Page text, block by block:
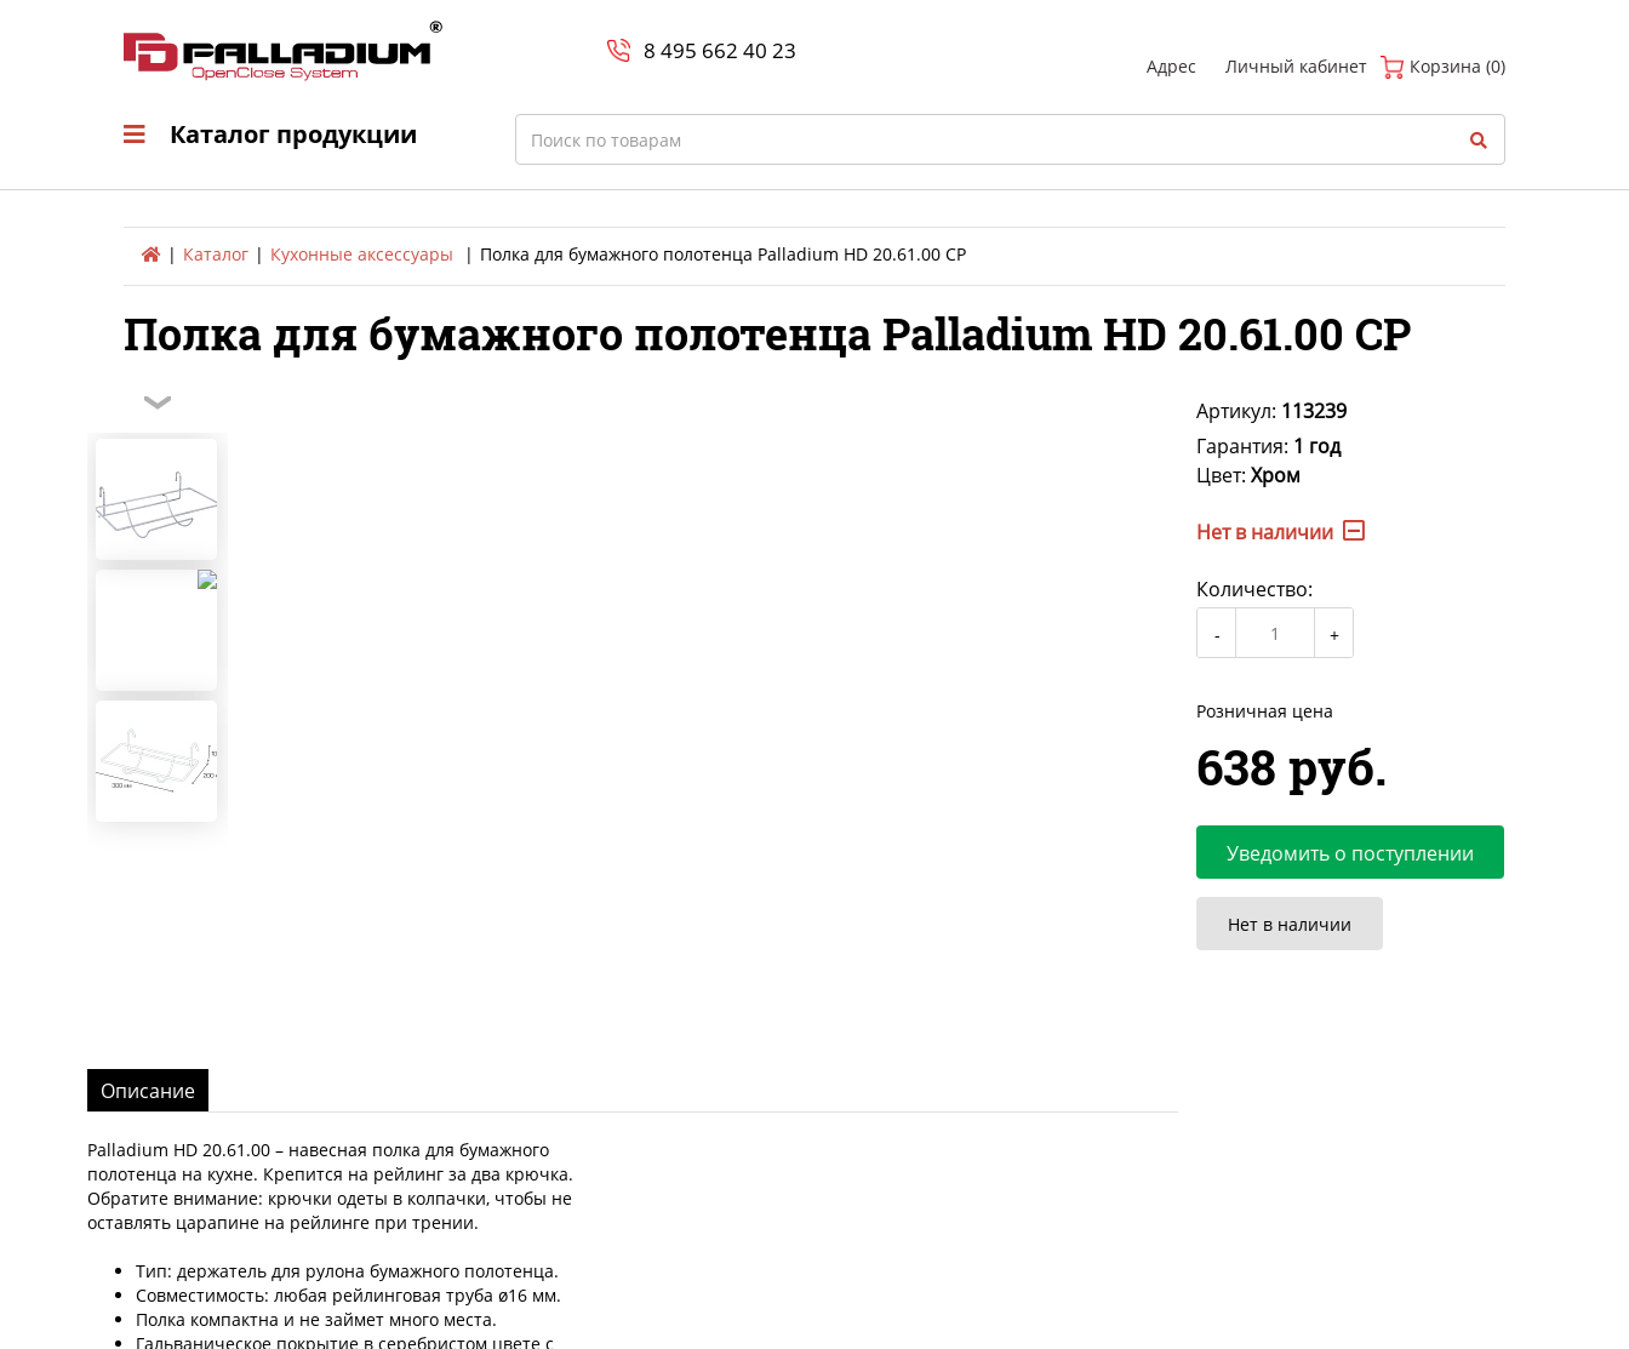
Каталог продукции 8 800-700-23-35
8 495 662 40 23
Адрес Личный кабинет Корзина (0)
Каталог продукции Search
Каталог Кухонные аксессуары Полка для бумажного полотенца Palladium HD 20.61.00 CP
Полка для бумажного полотенца Palladium HD 20.61.00 CP
Артикул: 113239
Гарантия: 1 год
Цвет: Хром
Нет в наличии
Количество:
Розничная цена
638 руб.
Уведомить о поступлении
Нет в наличии
Описание
Palladium HD 20.61.00 – навесная полка для бумажного
полотенца на кухне. Крепится на рейлинг за два крючка.
Обратите внимание: крючки одеты в колпачки, чтобы не
оставлять царапине на рейлинге при трении.
Тип: держатель для рулона бумажного полотенца.
Совместимость: любая рейлинговая труба ø16 мм.
Полка компактна и не займет много места.
Гальваническое покрытие в серебристом цвете с